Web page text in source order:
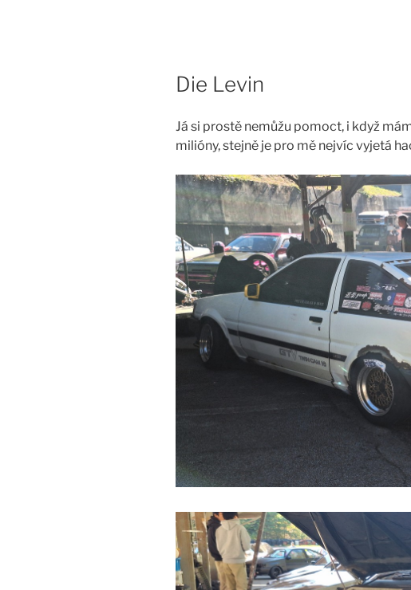
Die Levin
Já si prostě nemůžu pomoct, i když
milióny, stejně je pro mě nejvíc vyjetá